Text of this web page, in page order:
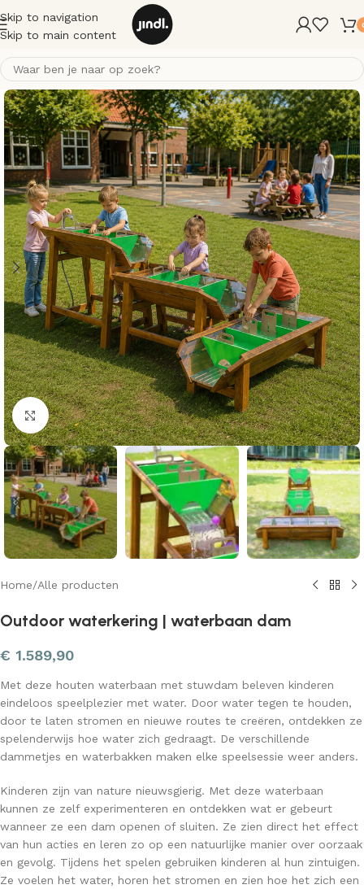
Skip to navigation
Skip to main content
Klik om te vergroten
Home/Alle producten
Outdoor waterkering | waterbaan dam
€ 1.589,90
Met deze houten waterbaan met stuwdam beleven kinderen
eindeloos speelplezier met water. Door water tegen te houden,
door te laten stromen en nieuwe routes te creëren, ontdekken ze
spelenderwijs hoe water zich gedraagt. De verschillende
dammetjes en waterbakken maken elke speelsessie weer anders.
Kinderen zijn van nature nieuwsgierig. Met deze waterbaan
kunnen ze zelf experimenteren en ontdekken wat er gebeurt
wanneer ze een dam openen of sluiten. Ze zien direct het effect
van hun acties en leren zo op een natuurlijke manier over oorzaak
en gevolg. Tijdens het spelen gebruiken kinderen al hun zintuigen.
Ze voelen het water, horen het stromen en zien hoe het zich een